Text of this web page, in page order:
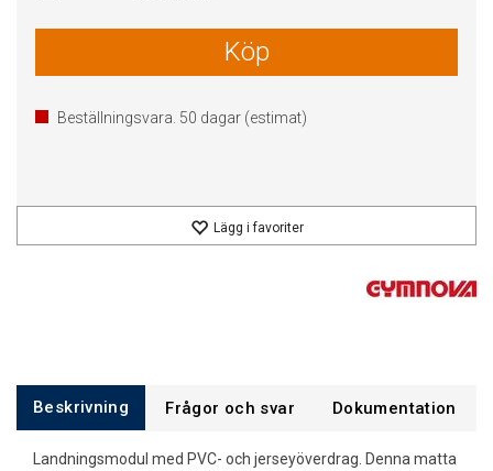
Köp
Beställningsvara. 50 dagar (estimat)
Lägg i favoriter
Beskrivning Frågor och svar Dokumentation
Landningsmodul med PVC- och jerseyöverdrag. Denna matta